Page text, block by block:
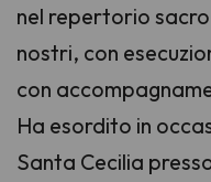
nel repertorio
nostri, con
con
Ha esordito in
Santa Cecilia